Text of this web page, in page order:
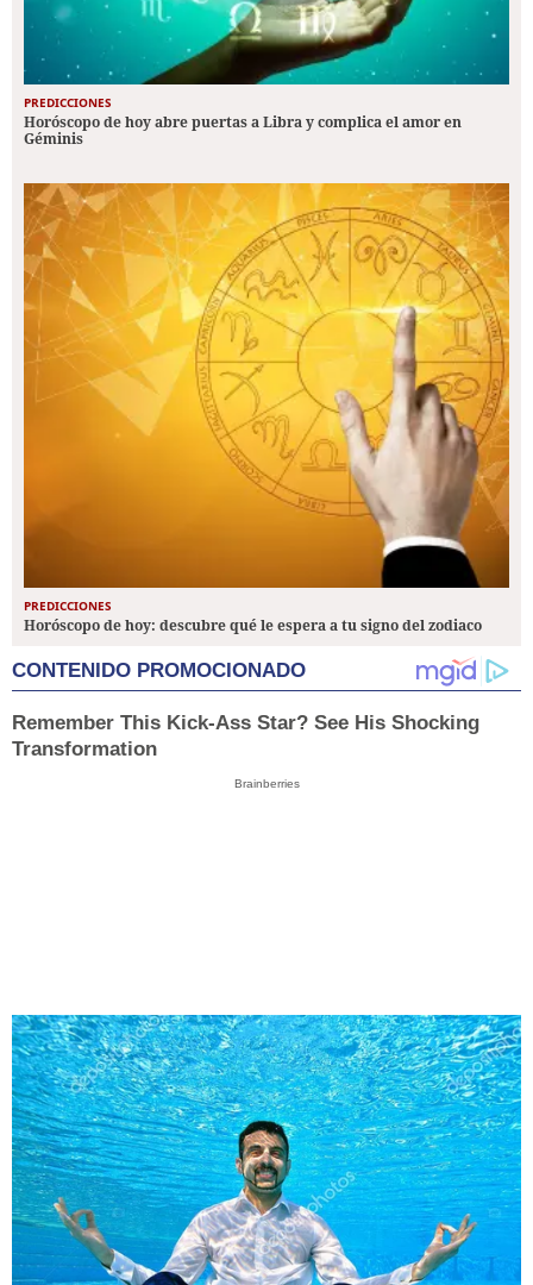
PREDICCIONES
Horóscopo de hoy abre puertas a Libra y complica el amor en
Géminis
PREDICCIONES
Horóscopo de hoy: descubre qué le espera a tu signo del zodiaco
CONTENIDO PROMOCIONADO
Remember This Kick-Ass Star? See His Shocking
Transformation
Brainberries